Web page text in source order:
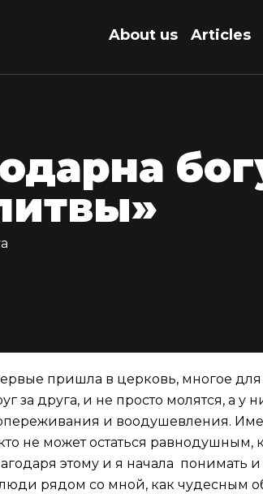
About us Articles
пришла в церковь, многое
за друга, и не просто молятся, а у
и воодушевления.
не может остаться
этому и я начала
рядом со мной, как чудесным